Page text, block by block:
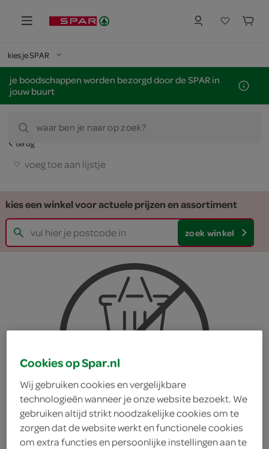
kies je SPAR
je boodschappen worden bezorgd door de SPAR in
jouw buurt
waar ben je naar op zoek?
terug
voeg toe aan lijstje
kies een winkel voor actuele prijzen en assortiment
zoek winkel
Cookies op Spar.nl
Wij gebruiken cookies en vergelijkbare
technologieën wanneer je onze website bezoekt. We
gebruiken altijd strikt noodzakelijke cookies om te
zorgen dat de website werkt en functionele cookies
om extra functies en persoonlijke instellingen aan te